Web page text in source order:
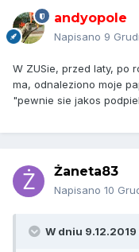
andyopole
Napisano 9
W ZUSie, przed laty, po
ma, odnaleziono moje
"pewnie sie jakos
Żaneta83
Napisano 10
W dniu